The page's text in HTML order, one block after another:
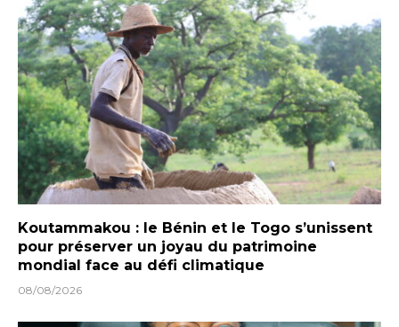
Koutammakou : le Bénin et le Togo s’unissent
pour préserver un joyau du patrimoine
mondial face au défi climatique
08/08/2026